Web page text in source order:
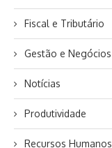
Fiscal e Tributário
Gestão e Negócios
Notícias
Produtividade
Recursos Humanos